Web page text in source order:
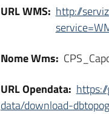
URL WMS: http://
Nome Wms:
URL Opendata:
data/download-